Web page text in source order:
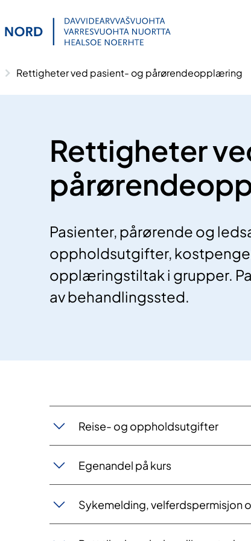
Rettigheter ved pasient- og pårørende­opplæring
Rettigheter
Pasienter, pårørende og
oppholdsutgifter,
opplæringstiltak i grupper.
av behandlingssted.
Reise- og oppholdsutgifter
Egenandel på kurs
Sykemelding,